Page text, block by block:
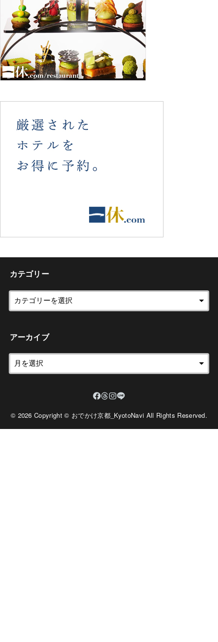
カテゴリー
アーカイブ
© 2026 Copyright © おでかけ京都_KyotoNavi All Rights Reserved.